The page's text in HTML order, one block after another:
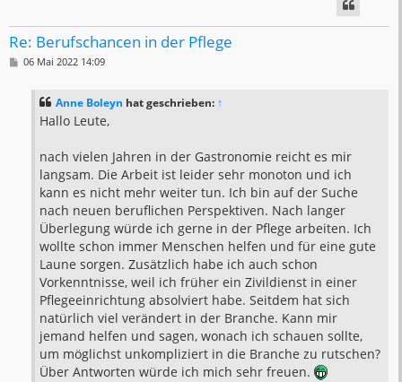
Re: Berufschancen in der Pflege
B06 Mai 2022 14:09
Anne Boleyn hat geschrieben: ↑
Hallo Leute,
nach vielen Jahren in der Gastronomie reicht es mir
langsam. Die Arbeit ist leider sehr monoton und ich
kann es nicht mehr weiter tun. Ich bin auf der Suche
nach neuen beruflichen Perspektiven. Nach langer
Überlegung würde ich gerne in der Pflege arbeiten. Ich
wollte schon immer Menschen helfen und für eine gute
Laune sorgen. Zusätzlich habe ich auch schon
Vorkenntnisse, weil ich früher ein Zivildienst in einer
Pflegeeinrichtung absolviert habe. Seitdem hat sich
natürlich viel verändert in der Branche. Kann mir
jemand helfen und sagen, wonach ich schauen sollte,
um möglichst unkompliziert in die Branche zu rutschen?
Über Antworten würde ich mich sehr freuen.